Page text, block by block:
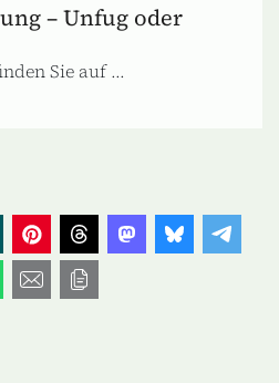
– Unfug oder
Sie auf ...